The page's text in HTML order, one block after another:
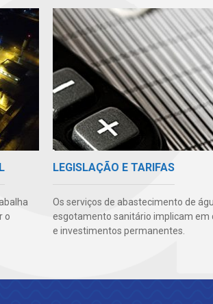
o
LEGISLAÇÃO E TARIFAS
Os serviços de abastecimento de
esgotamento sanitário implicam em
e investimentos permanentes.